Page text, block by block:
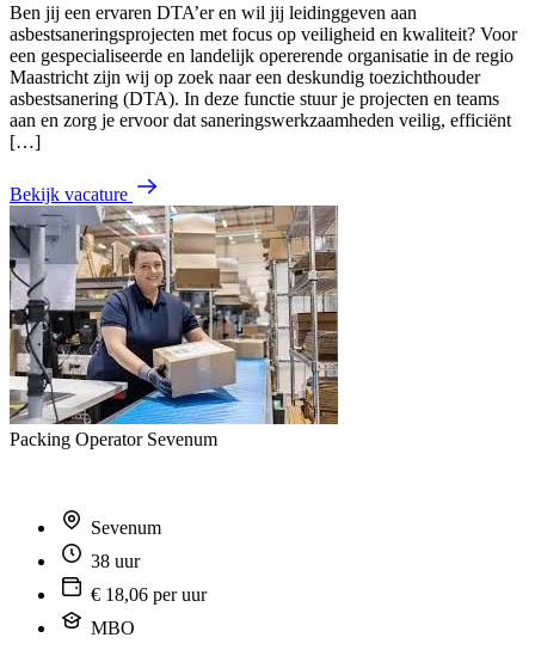
Ben jij een ervaren DTA’er en wil jij leidinggeven aan
asbestsaneringsprojecten met focus op veiligheid en kwaliteit? Voor
een gespecialiseerde en landelijk opererende organisatie in de regio
Maastricht zijn wij op zoek naar een deskundig toezichthouder
asbestsanering (DTA). In deze functie stuur je projecten en teams
aan en zorg je ervoor dat saneringswerkzaamheden veilig, efficiënt
[…]
Bekijk vacature
Packing Operator Sevenum
Sevenum
38 uur
€ 18,06 per uur
MBO